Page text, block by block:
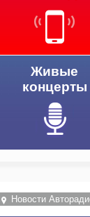
Живые
концерты
Новости